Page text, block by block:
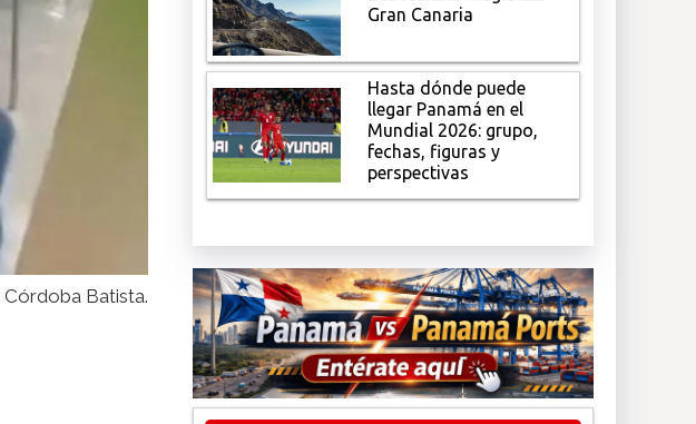
Batista.
Gran Canaria
Hasta dónde puede
llegar Panamá en el
Mundial 2026: grupo,
fechas, figuras y
perspectivas